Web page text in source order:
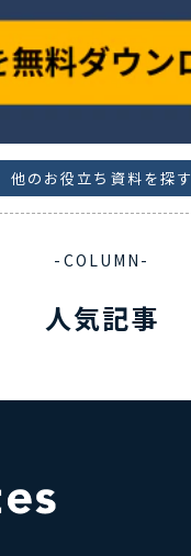
他のお役立ち資料を探す
-COLUMN-
人気記事